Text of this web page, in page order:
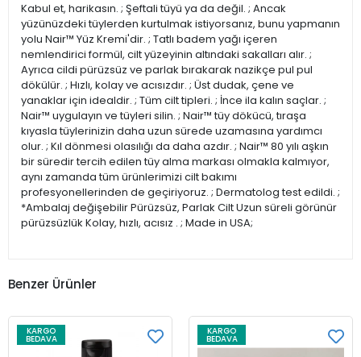
Kabul et, harikasın. ; Şeftali tüyü ya da değil. ; Ancak
yüzünüzdeki tüylerden kurtulmak istiyorsanız, bunu yapmanın
yolu Nair™ Yüz Kremi'dir. ; Tatlı badem yağı içeren
nemlendirici formül, cilt yüzeyinin altındaki sakalları alır. ;
Ayrıca cildi pürüzsüz ve parlak bırakarak nazikçe pul pul
dökülür. ; Hızlı, kolay ve acısızdır. ; Üst dudak, çene ve
yanaklar için idealdir. ; Tüm cilt tipleri. ; İnce ila kalın saçlar. ;
Nair™ uygulayın ve tüyleri silin. ; Nair™ tüy dökücü, tıraşa
kıyasla tüylerinizin daha uzun sürede uzamasına yardımcı
olur. ; Kıl dönmesi olasılığı da daha azdır. ; Nair™ 80 yılı aşkın
bir süredir tercih edilen tüy alma markası olmakla kalmıyor,
aynı zamanda tüm ürünlerimizi cilt bakımı
profesyonellerinden de geçiriyoruz. ; Dermatolog test edildi. ;
*Ambalaj değişebilir Pürüzsüz, Parlak Cilt Uzun süreli görünür
pürüzsüzlük Kolay, hızlı, acısız . ; Made in USA;
Benzer Ürünler
KARGO
BEDAVA
KARGO
BEDAVA